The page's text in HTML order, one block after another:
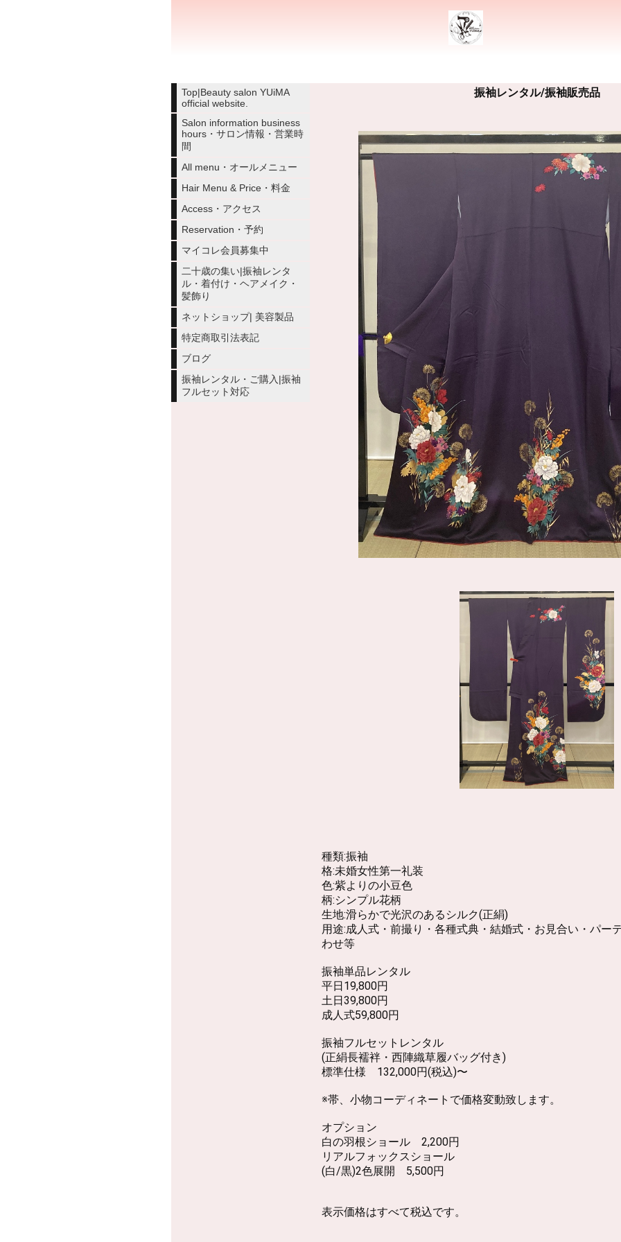
振袖レンタル/振袖販売品
種類:振袖
格:未婚女性第一礼装
色:紫よりの小豆色
柄:シンプル花柄
生地:滑らかで光沢のあるシルク(正絹)
用途:成人式・前撮り・各種式典・結婚式・お見合い・パー
わせ等
振袖単品レンタル
平日19,800円
土日39,800円
成人式59,800円
振袖フルセットレンタル
(正絹長襦袢・西陣織草履バッグ付き)
標準仕様 132,000円(税込)〜
※帯、小物コーディネートで価格変動致します。
オプション
白の羽根ショール 2,200円
リアルフォックスショール
(白/黒)2色展開 5,500円
表示価格はすべて税込です。
Top|Beauty salon YUiMA
official website.
Salon information business
hours・サロン情報・営業時
間
All menu・オールメニュー
Hair Menu & Price・料金
Access・アクセス
Reservation・予約
マイコレ会員募集中
二十歳の集い|振袖レンタ
ル・着付け・ヘアメイク・
髪飾り
ネットショップ| 美容製品
特定商取引法表記
ブログ
振袖レンタル・ご購入|振袖
フルセット対応